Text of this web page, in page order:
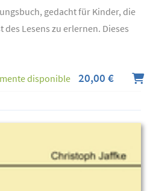
gedacht für Kinder, die
Lesens zu erlernen. Dieses
disponible 20,00 €